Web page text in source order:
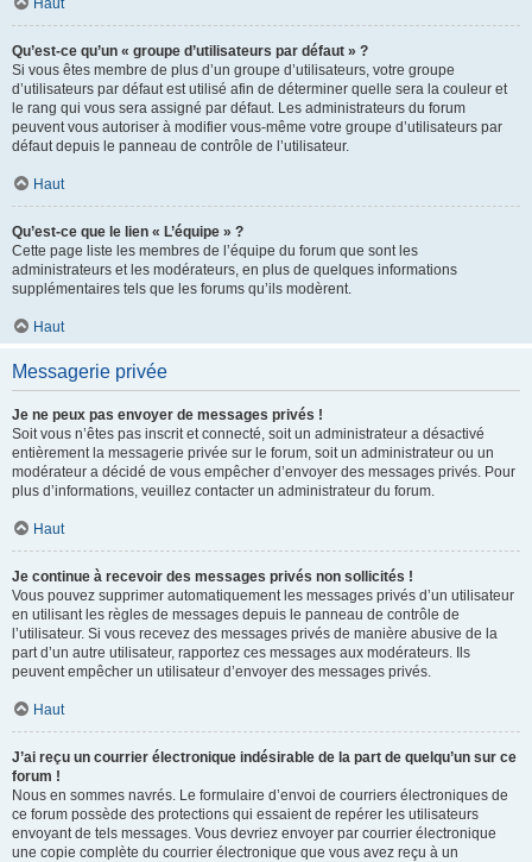
Haut
Qu’est-ce qu’un « groupe d’utilisateurs par défaut » ?
Si vous êtes membre de plus d’un groupe d’utilisateurs, votre groupe
d’utilisateurs par défaut est utilisé afin de déterminer quelle sera la couleur et
le rang qui vous sera assigné par défaut. Les administrateurs du forum
peuvent vous autoriser à modifier vous-même votre groupe d’utilisateurs par
défaut depuis le panneau de contrôle de l’utilisateur.
Haut
Qu’est-ce que le lien « L’équipe » ?
Cette page liste les membres de l’équipe du forum que sont les
administrateurs et les modérateurs, en plus de quelques informations
supplémentaires tels que les forums qu’ils modèrent.
Haut
Messagerie privée
Je ne peux pas envoyer de messages privés !
Soit vous n’êtes pas inscrit et connecté, soit un administrateur a désactivé
entièrement la messagerie privée sur le forum, soit un administrateur ou un
modérateur a décidé de vous empêcher d’envoyer des messages privés. Pour
plus d’informations, veuillez contacter un administrateur du forum.
Haut
Je continue à recevoir des messages privés non sollicités !
Vous pouvez supprimer automatiquement les messages privés d’un utilisateur
en utilisant les règles de messages depuis le panneau de contrôle de
l’utilisateur. Si vous recevez des messages privés de manière abusive de la
part d’un autre utilisateur, rapportez ces messages aux modérateurs. Ils
peuvent empêcher un utilisateur d’envoyer des messages privés.
Haut
J’ai reçu un courrier électronique indésirable de la part de quelqu’un sur ce
forum !
Nous en sommes navrés. Le formulaire d’envoi de courriers électroniques de
ce forum possède des protections qui essaient de repérer les utilisateurs
envoyant de tels messages. Vous devriez envoyer par courrier électronique
une copie complète du courrier électronique que vous avez reçu à un